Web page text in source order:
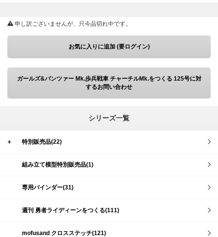
申し訳ございませんが、只今品切れ中です。
お気に入りに追加 (要ログイン)
ガールズ&パンツァー Mk.歩兵戦車 チャーチルMk.をつくる 125号に対
するお問い合わせ
シリーズ一覧
＋ 特別販売品(22)
組み立て模型特別販売品(1)
専用バインダー(31)
週刊 勇者ライディーンをつくる(111)
mofusand クロスステッチ(121)